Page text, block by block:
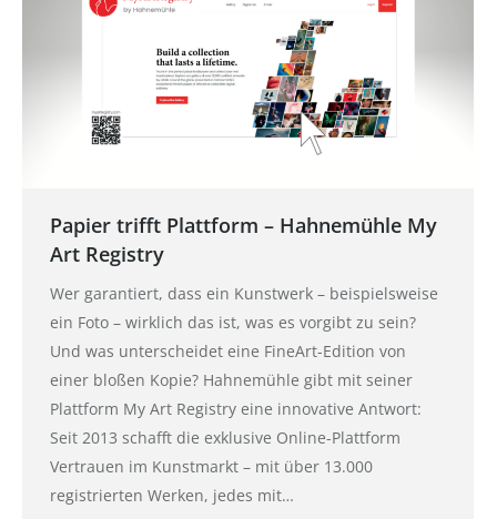
Papier trifft Plattform – Hahnemühle My
Art Registry
Wer garantiert, dass ein Kunstwerk – beispielsweise
ein Foto – wirklich das ist, was es vorgibt zu sein?
Und was unterscheidet eine FineArt-Edition von
einer bloßen Kopie? Hahnemühle gibt mit seiner
Plattform My Art Registry eine innovative Antwort:
Seit 2013 schafft die exklusive Online-Plattform
Vertrauen im Kunstmarkt – mit über 13.000
registrierten Werken, jedes mit…